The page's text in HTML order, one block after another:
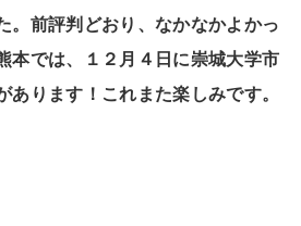
。前評判どおり、なかなかよかっ
本では、１２月４日に崇城大学市
あります！これまた楽しみです。